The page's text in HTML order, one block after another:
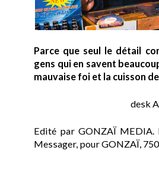
Parce que seul le détail
gens qui en savent
mauvaise foi et la cuisson
desk
Edité par GONZAÏ MEDIA.
Messager, pour GONZAÏ,